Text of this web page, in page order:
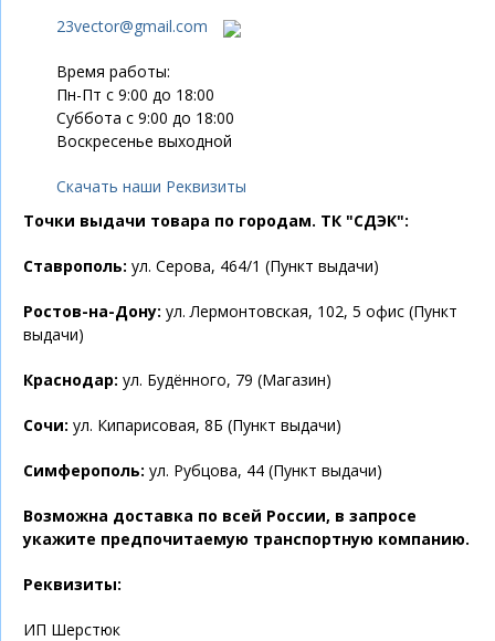
23vector@gmail.com
Время работы:
Пн-Пт с 9:00 до 18:00
Суббота с 9:00 до 18:00
Воскресенье выходной
Скачать наши Реквизиты
Точки выдачи товара по городам. ТК "СДЭК":
Ставрополь: ул. Серова, 464/1 (Пункт выдачи)
Ростов-на-Дону: ул. Лермонтовская, 102, 5 офис (Пункт
выдачи)
Краснодар: ул. Будённого, 79 (Магазин)
Сочи: ул. Кипарисовая, 8Б (Пункт выдачи)
Симферополь: ул. Рубцова, 44 (Пункт выдачи)
Возможна доставка по всей России, в запросе
укажите предпочитаемую транспортную компанию.
Реквизиты:
ИП Шерстюк